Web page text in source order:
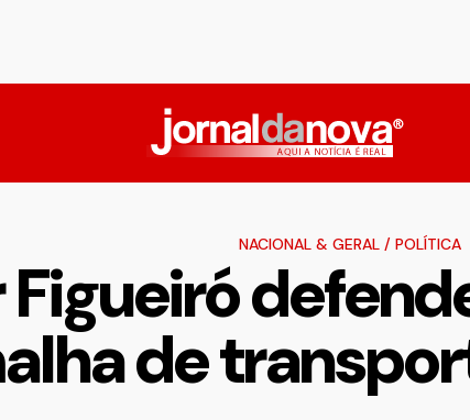
NACIONAL & GERAL / POLÍTICA
Figueiró
de